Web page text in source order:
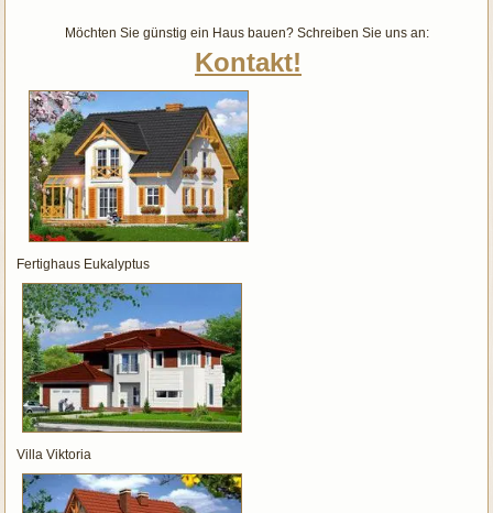
Möchten Sie günstig ein Haus bauen? Schreiben Sie uns an:
Kontakt!
Fertighaus Eukalyptus
Villa Viktoria